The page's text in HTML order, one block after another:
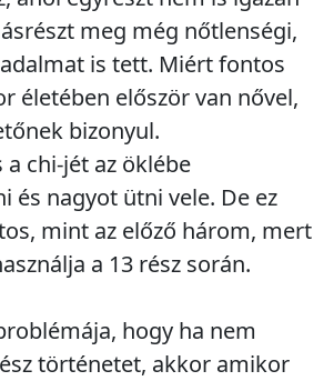
meg még nőtlenségi,
is tett. Miért fontos
életében először van nővel,
bizonyul.
chi-jét az öklébe
és nagyot ütni vele. De ez
mint az előző három, mert
a 13 rész során.
hogy ha nem
történetet, akkor amikor